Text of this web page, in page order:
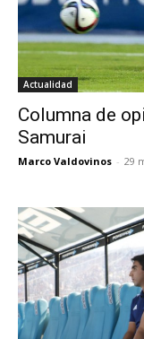
Actualidad
Columna de
Samurai
Marco Valdovinos - 29